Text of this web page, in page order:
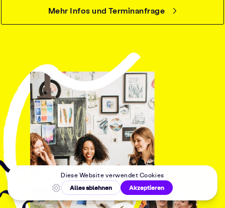
Mehr Infos und Terminanfrage